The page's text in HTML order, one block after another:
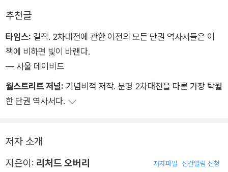
그 이후 50년간 ‘제국’을 바라보는 방식에 영향을 주었다.
사보타주 혐의로 FBI에 고발된 미국인 1만 8000명이 그러했다.
어느 나라에서든 총력전은 모두의 참여를 요구했지만, 국민들이
그 필요성을 스스로 납득하는 정도만큼만 참여를 이끌어낼 수 있
었다. 1945년 미국 평론가 드와이트 맥도널드는 막 끝난 전쟁에
에서 개인이 현실적으로 가장 무력하기 때문에 그의 통치자는 국
가를 그의 목표의 수단으로만이 아니라 그의 개성의 확장으로도
두에게 공동의 싸움과 노동에 능력껏 이바지할 것을 요구했다. 이
시기는 그전에도 거의 가능하지 않았고 이제는 도무지 불가능한
추천글
타임스: 걸작. 2차대전에 관한 이전의 모든 단권 역사서들은 이
책에 비하면 빛이 바랜다.
― 사울 데이비드
월스트리트 저널: 기념비적 저작. 분명 2차대전을 다룬 가장 탁월
한 단권 역사서다.
저자 소개
지은이: 리처드 오버리 저자파일 신간알림 신청